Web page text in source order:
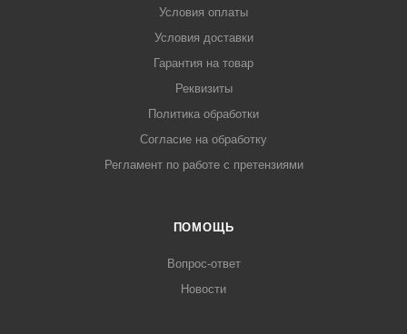
Условия оплаты
Условия доставки
Гарантия на товар
Реквизиты
Политика обработки
Согласие на обработку
Регламент по работе с претензиями
ПОМОЩЬ
Вопрос-ответ
Новости